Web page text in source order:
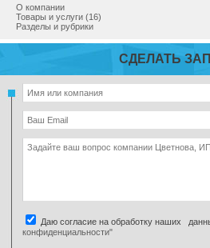
О компании
Товары и услуги (16)
Разделы и рубрики
СДЕЛАТЬ
Даю согласие на обработку наших
конфиденциальности"